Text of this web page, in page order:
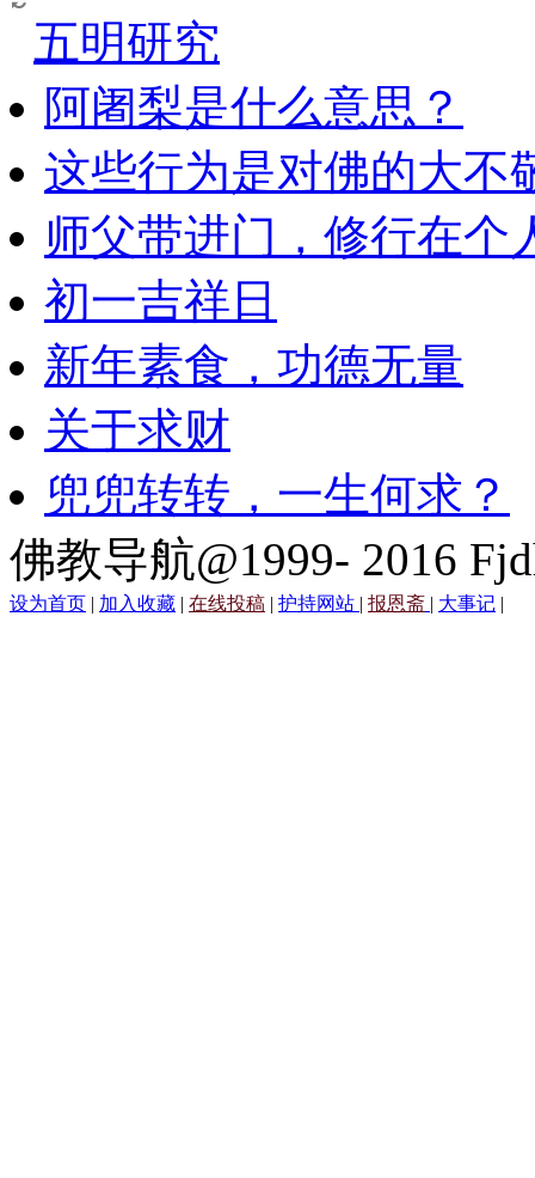
五明研究
阿阇梨是什么意思？
这些行为是对佛的大不
师父带进门，修行在个
初一吉祥日
新年素食，功德无量
关于求财
兜兜转转，一生何求？
佛教导航@1999- 2016
设为首页 | 加入收藏 | 在线投稿 | 护持网站 | 报恩斋 | 大事记 |